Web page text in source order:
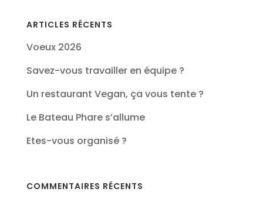
ARTICLES RÉCENTS
Voeux 2026
Savez-vous travailler en équipe ?
Un restaurant Vegan, ça vous tente ?
Le Bateau Phare s’allume
Etes-vous organisé ?
COMMENTAIRES RÉCENTS